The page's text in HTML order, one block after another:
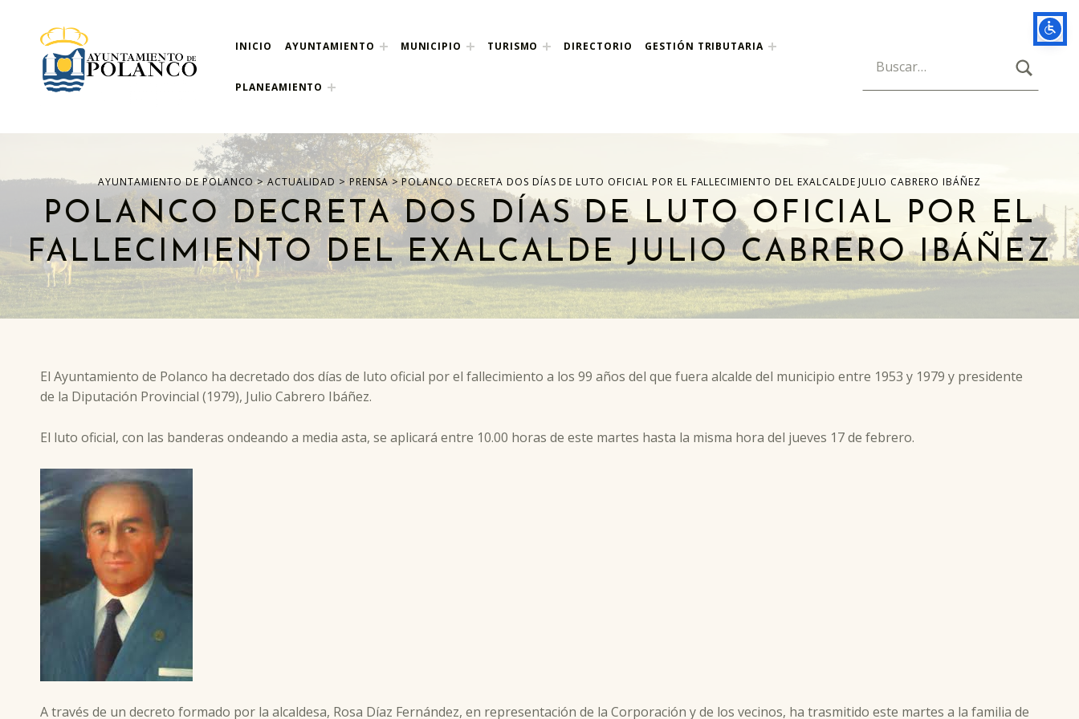
ayuntamiento de polanco
AYUNTAMIENTO DE POLANCO
INICIO AYUNTAMIENTO MUNICIPIO TURISMO DIRECTORIO GESTIÓN TRIBUTARIA
PLANEAMIENTO
Búsqueda para:
AYUNTAMIENTO DE POLANCO>ACTUALIDAD >PRENSA>POLANCO DECRETA DOS DÍAS DE LUTO OFICIAL POR EL FALLECIMIENTO DEL EXALCALDE JULIO CABRERO IBÁÑEZ
POLANCO DECRETA DOS DÍAS DE LUTO OFICIAL POR EL
FALLECIMIENTO DEL EXALCALDE JULIO CABRERO IBÁÑEZ
El Ayuntamiento de Polanco ha decretado dos días de luto oficial por el fallecimiento a los 99 años del que fuera alcalde del municipio entre 1953 y 1979 y presidente
de la Diputación Provincial (1979), Julio Cabrero Ibáñez.
El luto oficial, con las banderas ondeando a media asta, se aplicará entre 10.00 horas de este martes hasta la misma hora del jueves 17 de febrero.
A través de un decreto formado por la alcaldesa, Rosa Díaz Fernández, en representación de la Corporación y de los vecinos, ha trasmitido este martes a la familia de